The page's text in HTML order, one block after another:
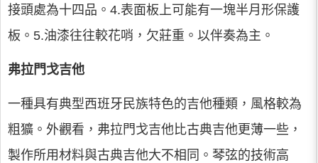
接頭處為十四品。4.表面板上可能有一塊半月形保護
板。5.油漆往往較花哨，欠莊重。以伴奏為主。
弗拉門戈吉他
一種具有典型西班牙民族特色的吉他種類，風格較為
粗獷。外觀看，弗拉門戈吉他比古典吉他更薄一些，
製作所用材料與古典吉他大不相同。琴弦的技術高